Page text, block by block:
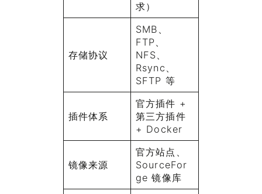
求）
存储协议
SMB、
FTP、
NFS、
Rsync、
SFTP 等
插件体系
官方插件 +
第三方插件
+ Docker
镜像来源
官方站点、
SourceFor
ge 镜像库